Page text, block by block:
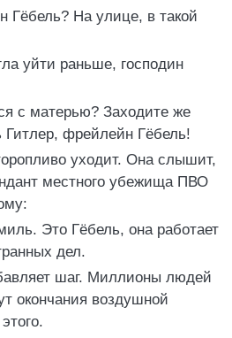
На улице, в такой
уйти раньше, господин
с матерью? Заходите же
фрейлейн Гёбель!
уходит. Она слышит,
местного убежища ПВО
Это Гёбель, она работает
дел.
шаг. Миллионы людей
окончания воздушной